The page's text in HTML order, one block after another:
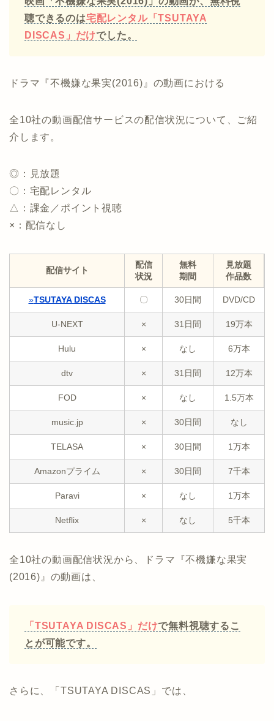
聴できるのは宅配レンタル「TSUTAYA
DISCAS」だけでした。
ドラマ『不機嫌な果実(2016)』の動画における
全10社の動画配信サービスの配信状況について、ご紹
介します。
◎：見放題
〇：宅配レンタル
△：課金／ポイント視聴
×：配信なし
配信サイト
配信
状況
無料
期間
見放題
作品数
»TSUTAYA DISCAS 〇 30日間 DVD/CD
U-NEXT × 31日間 19万本
Hulu × なし 6万本
dtv × 31日間 12万本
FOD × なし 1.5万本
music.jp × 30日間 なし
TELASA × 30日間 1万本
Amazonプライム × 30日間 7千本
Paravi × なし 1万本
Netflix × なし 5千本
全10社の動画配信状況から、ドラマ『不機嫌な果実
(2016)』の動画は、
「TSUTAYA DISCAS」だけで無料視聴するこ
とが可能です。
さらに、「TSUTAYA DISCAS」では、